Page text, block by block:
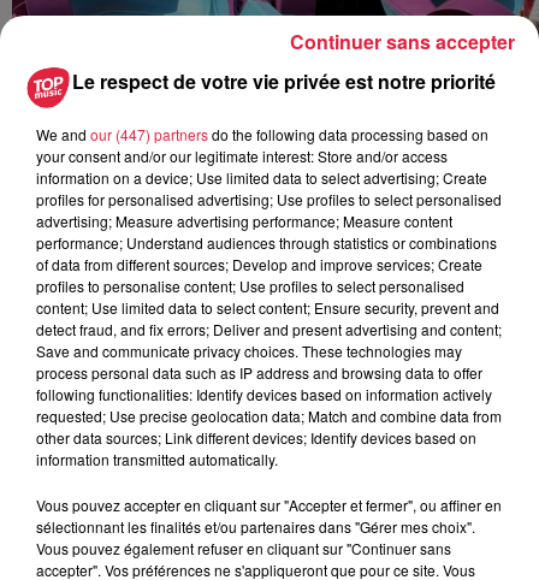
Chaque jour à partir de 14h, des activités dispensées
par des animateurs sont proposées au jeune public. Ce
dimanche 21 juillet, les animations seront sur le thème
du Far West
La base nautique des Docks Malraux est ouverte du
dimanche au jeudi de 15h à 19h, et les vendredis et
samedis de 15h à 21h
Toutes les activités nautiques sont gratuites : pédalo, kayak,
barque, paddle.
La plage est ouverte jusqu'au dimanche 1er septembre en
Le respect de votre vie privée est notre priorité
We and our (447) partnersdo the following data processing based on
your consent and/or our legitimate interest: Store and/or access
information on a device; Use limited data to select advertising; Create
profiles for personalised advertising; Use profiles to select personalised
advertising; Measure advertising performance; Measure content
performance; Understand audiences through statistics or combinations
of data from different sources; Develop and improve services; Create
profiles to personalise content; Use profiles to select personalised
content; Use limited data to select content; Ensure security, prevent and
detect fraud, and fix errors; Deliver and present advertising and content;
Save and communicate privacy choices. These technologies may
process personal data such as IP address and browsing data to offer
following functionalities: Identify devices based on information actively
requested; Use precise geolocation data; Match and combine data from
other data sources; Link different devices; Identify devices based on
information transmitted automatically.
Vous pouvez accepter en cliquant sur "Accepter et fermer", ou affiner en
sélectionnant les finalités et/ou partenaires dans "Gérer mes choix".
Vous pouvez également refuser en cliquant sur "Continuer sans
accepter". Vos préférences ne s'appliqueront que pour ce site. Vous
Continuer sans accepter